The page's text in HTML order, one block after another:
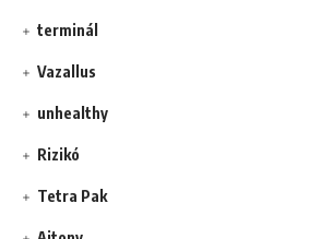
terminál
Vazallus
unhealthy
Rizikó
Tetra Pak